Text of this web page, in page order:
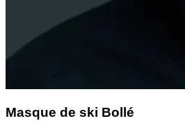
Masque de ski Bollé